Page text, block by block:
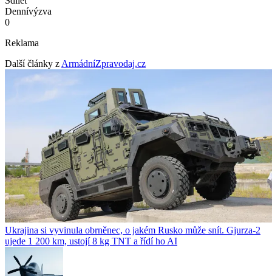
Dennívýzva
0
Reklama
Další články z ArmádníZpravodaj.cz
Ukrajina si vyvinula obrněnec, o jakém Rusko může snít. Gjurza-2
ujede 1 200 km, ustojí 8 kg TNT a řídí ho AI